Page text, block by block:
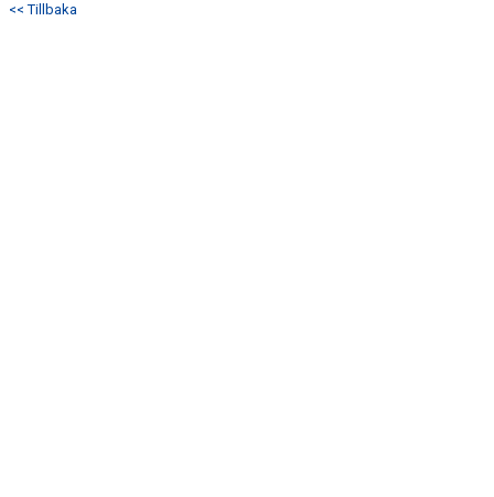
<< Tillbaka